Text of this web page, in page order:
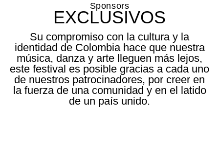
Sponsors
EXCLUSIVOS
Su compromiso con la cultura y la
identidad de Colombia hace que nuestra
música, danza y arte lleguen más lejos,
este festival es posible gracias a cada uno
de nuestros patrocinadores, por creer en
la fuerza de una comunidad y en el latido
de un país unido.